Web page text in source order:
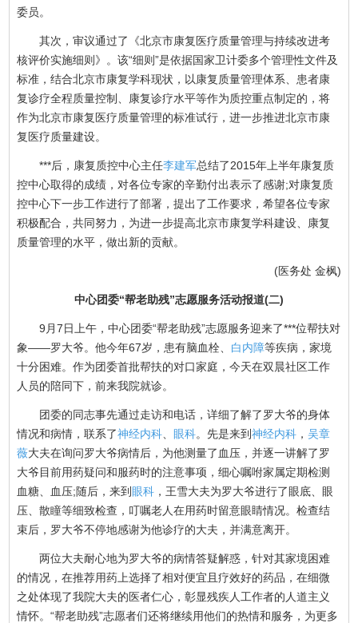
委员。
其次，审议通过了《北京市康复医疗质量管理与持续改进考
核评价实施细则》。该“细则”是依据国家卫计委多个管理性文件及
标准，结合北京市康复学科现状，以康复质量管理体系、患者康
复诊疗全程质量控制、康复诊疗水平等作为质控重点制定的，将
作为北京市康复医疗质量管理的标准试行，进一步推进北京市康
复医疗质量建设。
***后，康复质控中心主任李建军总结了2015年上半年康复质
控中心取得的成绩，对各位专家的辛勤付出表示了感谢;对康复质
控中心下一步工作进行了部署，提出了工作要求，希望各位专家
积极配合，共同努力，为进一步提高北京市康复学科建设、康复
质量管理的水平，做出新的贡献。
(医务处 金枫)
中心团委“帮老助残”志愿服务活动报道(二)
9月7日上午，中心团委“帮老助残”志愿服务迎来了***位帮扶对
象——罗大爷。他今年67岁，患有脑血栓、 白内障等疾病，家境
十分困难。作为团委首批帮扶的对口家庭，今天在双晨社区工作
人员的陪同下，前来我院就诊。
团委的同志事先通过走访和电话，详细了解了罗大爷的身体
情况和病情，联系了神经内科 眼科。先是来到神经内科 ，吴章
薇大夫在询问罗大爷病情后，为他测量了血压，并逐一讲解了罗
大爷目前用药疑问和服药时的注意事项，细心嘱咐家属定期检测
血糖、血压;随后，来到 眼科 ，王雪大夫为罗大爷进行了眼底、眼
压、散瞳等细致检查，叮嘱老人在用药时留意眼睛情况。检查结
束后，罗大爷不停地感谢为他诊疗的大夫，并满意离开。
两位大夫耐心地为罗大爷的病情答疑解惑，针对其家境困难
的情况，在推荐用药上选择了相对便宜且疗效好的药品，在细微
之处体现了我院大夫的医者仁心，彰显残疾人工作者的人道主义
情怀。“帮老助残”志愿者们还将继续用他们的热情和服务，为更多